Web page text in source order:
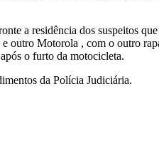
a residência dos suspeitos
Motorola , com o outro
o furto da motocicleta.
da Polícia Judiciária.